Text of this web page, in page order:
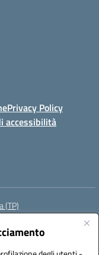
Privacy Policy
accessibilità
(TP)